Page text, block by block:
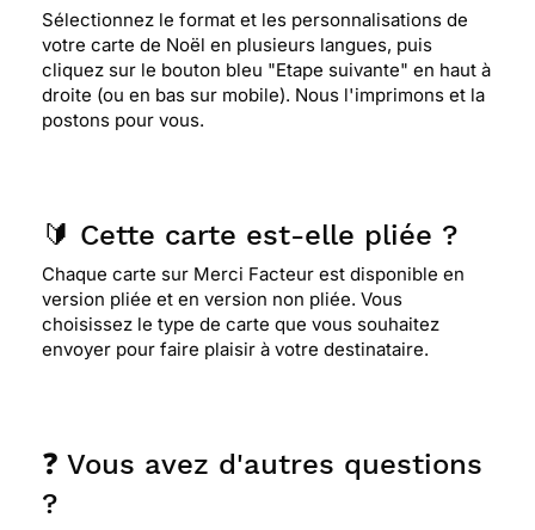
Sélectionnez le format et les personnalisations de
votre carte de Noël en plusieurs langues, puis
cliquez sur le bouton bleu "Etape suivante" en haut à
droite (ou en bas sur mobile). Nous l'imprimons et la
postons pour vous.
🔰 Cette carte est-elle pliée ?
Chaque carte sur Merci Facteur est disponible en
version pliée et en version non pliée. Vous
choisissez le type de carte que vous souhaitez
envoyer pour faire plaisir à votre destinataire.
❓ Vous avez d'autres questions
?